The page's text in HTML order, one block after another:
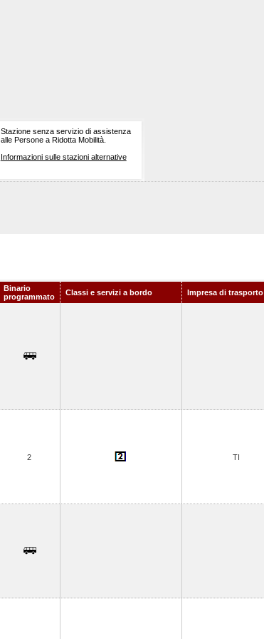
Stazione senza servizio di assistenza
alle Persone a Ridotta Mobilità.
Informazioni sulle stazioni alternative
Binario
programmato
Classi e servizi a bordo Impresa di trasporto
2 TI